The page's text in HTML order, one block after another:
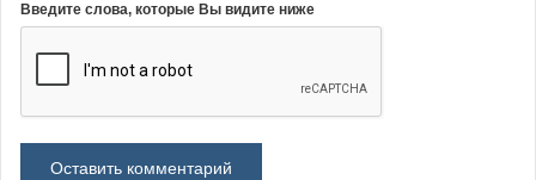
Введите слова, которые Вы видите ниже